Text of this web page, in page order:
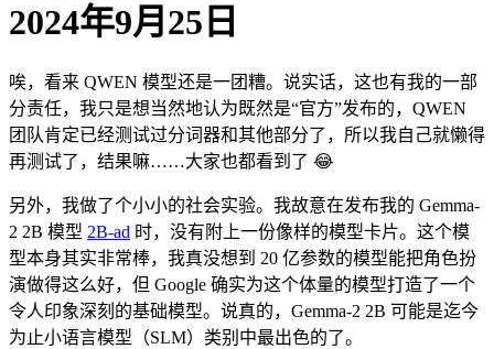
2024年9月25日
唉，看来 QWEN 模型还是一团糟。说实话，这也有我的一部
分责任，我只是想当然地认为既然是“官方”发布的，QWEN
团队肯定已经测试过分词器和其他部分了，所以我自己就懒得
再测试了，结果嘛……大家也都看到了 😂
另外，我做了个小小的社会实验。我故意在发布我的 Gemma-
2 2B 模型 2B-ad 时，没有附上一份像样的模型卡片。这个模
型本身其实非常棒，我真没想到 20 亿参数的模型能把角色扮
演做得这么好，但 Google 确实为这个体量的模型打造了一个
令人印象深刻的基础模型。说真的，Gemma-2 2B 可能是迄今
为止小语言模型（SLM）类别中最出色的了。